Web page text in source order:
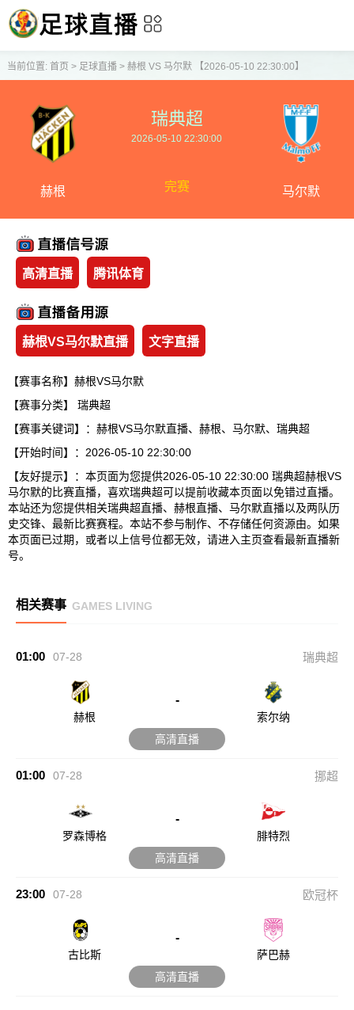
当前位置: 首页 > 足球直播> 赫根 VS 马尔默 【2026-05-10 22:30:00】
赫根
瑞典超
2026-05-10 22:30:00
完赛 马尔默
高清直播 腾讯体育
赫根VS马尔默直播 文字直播
【赛事名称】赫根VS马尔默
【赛事分类】 瑞典超
【赛事关键词】：赫根VS马尔默直播、赫根、马尔默、瑞典超
【开始时间】：2026-05-10 22:30:00
【友好提示】：本页面为您提供2026-05-10 22:30:00 瑞典超赫根VS
马尔默的比赛直播，喜欢瑞典超可以提前收藏本页面以免错过直播。
本站还为您提供相关瑞典超直播、赫根直播、马尔默直播以及两队历
史交锋、最新比赛赛程。本站不参与制作、不存储任何资源由。如果
本页面已过期，或者以上信号位都无效，请进入主页查看最新直播新
号。
相关赛事 GAMES LIVING
01:00 07-28 瑞典超
赫根
-
索尔纳
高清直播
01:00 07-28 挪超
罗森博格
-
腓特烈
高清直播
23:00 07-28 欧冠杯
古比斯
-
萨巴赫
高清直播